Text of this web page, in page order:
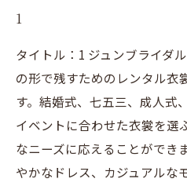
1
タイトル：1 ジュンブライダ
の形で残すためのレンタル衣
す。結婚式、七五三、成人式
イベントに合わせた衣裳を選
なニーズに応えることができ
やかなドレス、カジュアルな